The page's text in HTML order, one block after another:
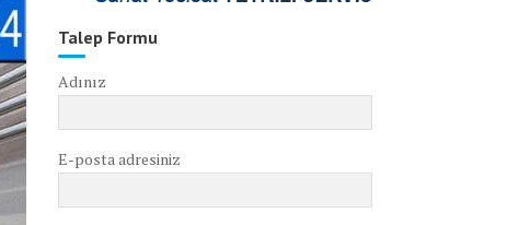
Talep Formu
Adınız
E-posta adresiniz